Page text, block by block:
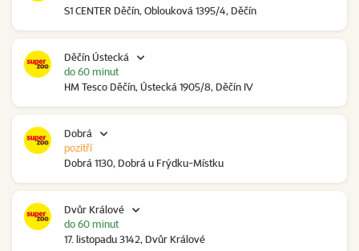
S1 CENTER Děčín, Oblouková 1395/4, Děčín
Děčín Ústecká
HM Tesco Děčín, Ústecká 1905/8, Děčín IV
do 60 minut
Dobrá
Dobrá 1130, Dobrá u Frýdku-Místku
pozítří
Dvůr Králové
17. listopadu 3142, Dvůr Králové
do 60 minut